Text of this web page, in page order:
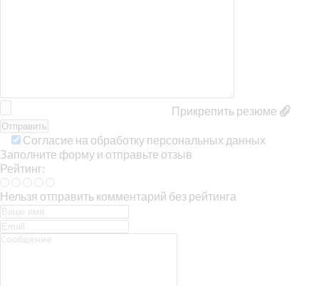
Прикрепить резюме
Согласие на обработку персональных данных
Заполните форму и отправьте отзыв
Рейтинг:
Нельзя отправить комментарий без рейтинга